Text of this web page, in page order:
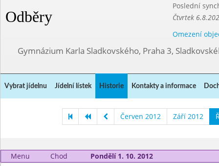
Odběry
Poslední
Čtvrtek
Omezení
Gymnázium Karla Sladkovského, Praha 3,
Vybrat jídelnu Jídelní lístek Historie Kontakty a informace
Červen 2012 Září 2012
Menu Chod Pondělí 1. 10. 2012